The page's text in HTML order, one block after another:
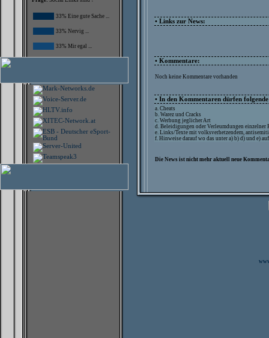
33% Eine gute Sache ...
33% Nervig ...
33% Mir egal ...
• Links zur News:
• Kommentare:
Noch keine Kommentare vorhanden
• In den Kommentaren dürfen
a. Cheats
b. Warez und Cracks
c. Werbung jeglicher Art
d. Beleidigungen oder Verleumdungen einzelner
e. Links/Texte mit volksverhetzendem,
f. Hinweise darauf wo das unter a) b) d) und e)
Die News ist nicht mehr aktuell neue